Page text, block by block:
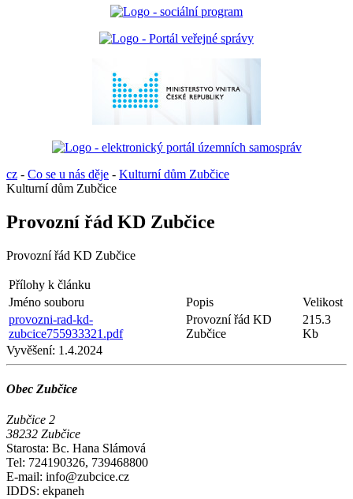
cz - Co se u nás děje - Kulturní dům Zubčice
Kulturní dům Zubčice
Provozní řád KD Zubčice
Provozní řád KD Zubčice
Přílohy k článku
Jméno souboru
Popis
Velikost
provozni-rad-kd-
zubcice755933321.pdf
Provozní řád KD
Zubčice
215.3
Kb
Vyvěšení: 1.4.2024
Obec Zubčice
Zubčice 2
38232 Zubčice
Starosta: Bc. Hana Slámová
Tel: 724190326, 739468800
E-mail: info@zubcice.cz
IDDS: ekpaneh